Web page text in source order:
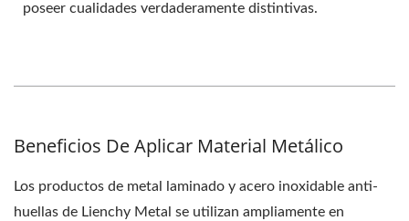
poseer cualidades verdaderamente distintivas.
Beneficios De Aplicar Material Metálico
Los productos de metal laminado y acero inoxidable anti-
huellas de Lienchy Metal se utilizan ampliamente en